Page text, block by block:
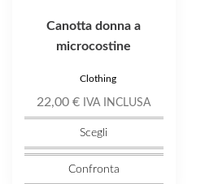
Canotta donna a
microcostine
Clothing
22,00€ IVA INCLUSA
Scegli
Confronta